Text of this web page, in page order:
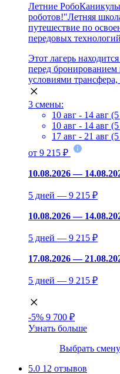
Летние
роботов!"Летняя
путешествие по
передовых
Этот лагерь
перед бронированием
условиями
3 смены:
10 авг - 14 авг
10 авг - 14 авг
17 авг - 21 авг
от 9 215 ₽
10.08.2026 —
5 дней — 9 215 ₽
10.08.2026 —
5 дней — 9 215 ₽
17.08.2026 —
5 дней — 9 215 ₽
-5% 9 700 ₽
Узнать больше
Выбрать смену
5.0 12 отзывов